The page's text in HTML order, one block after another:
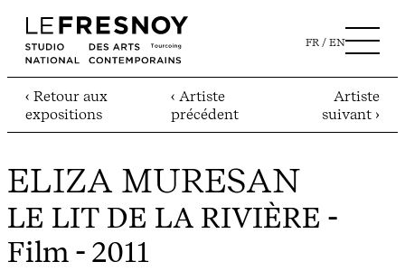
FR EN
‹ Retour aux
expositions
‹ Artiste
précédent
Artiste
suivant ›
ELIZA MURESAN
LE LIT DE LA RIVIÈRE -
Film - 2011